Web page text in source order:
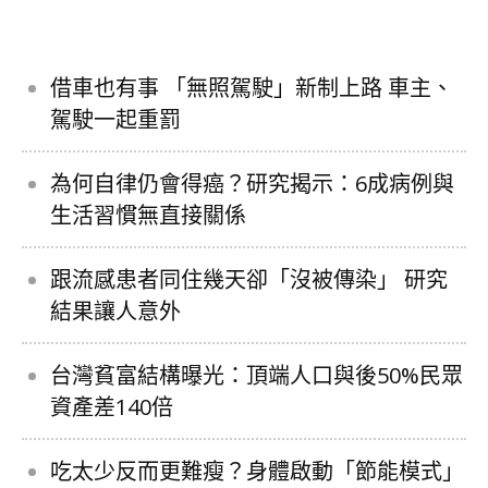
借車也有事 「無照駕駛」新制上路 車主、
駕駛一起重罰
為何自律仍會得癌？研究揭示：6成病例與
生活習慣無直接關係
跟流感患者同住幾天卻「沒被傳染」 研究
結果讓人意外
台灣貧富結構曝光：頂端人口與後50%民眾
資產差140倍
吃太少反而更難瘦？身體啟動「節能模式」